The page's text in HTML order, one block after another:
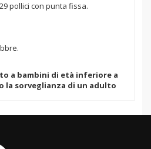
pollici con punta fissa.
a bambini di età inferiore a
la sorveglianza di un adulto